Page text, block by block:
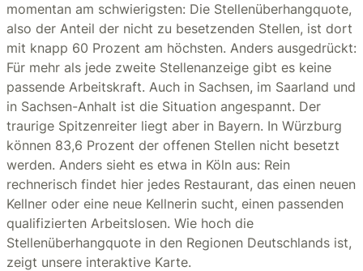
momentan am schwierigsten: Die Stellenüberhangquote,
also der Anteil der nicht zu besetzenden Stellen, ist dort
mit knapp 60 Prozent am höchsten. Anders ausgedrückt:
Für mehr als jede zweite Stellenanzeige gibt es keine
passende Arbeitskraft. Auch in Sachsen, im Saarland und
in Sachsen-Anhalt ist die Situation angespannt. Der
traurige Spitzenreiter liegt aber in Bayern. In Würzburg
können 83,6 Prozent der offenen Stellen nicht besetzt
werden. Anders sieht es etwa in Köln aus: Rein
rechnerisch findet hier jedes Restaurant, das einen neuen
Kellner oder eine neue Kellnerin sucht, einen passenden
qualifizierten Arbeitslosen. Wie hoch die
Stellenüberhangquote in den Regionen Deutschlands ist,
zeigt unsere interaktive Karte.